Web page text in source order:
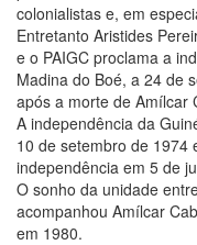
colonialistas e, em
Entretanto Aristides
e o PAIGC proclama a
Madina do Boé, a 24 de
após a morte de Amílcar
A independência da
10 de setembro de 1974
independência em 5 de
O sonho da unidade
acompanhou Amílcar
em 1980.